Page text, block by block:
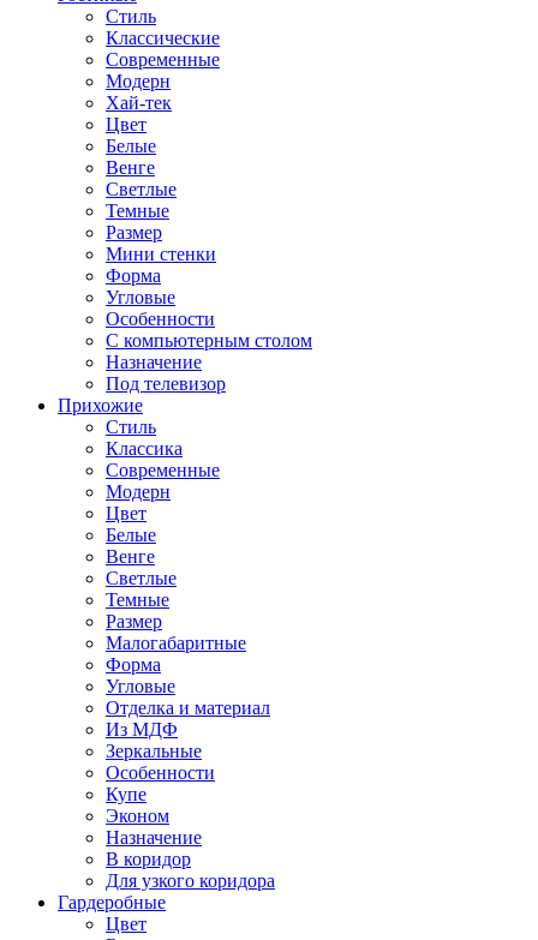
Стиль
Классические
Современные
Модерн
Хай-тек
Цвет
Белые
Венге
Светлые
Темные
Размер
Мини стенки
Форма
Угловые
Особенности
С компьютерным столом
Назначение
Под телевизор
Прихожие
Стиль
Классика
Современные
Модерн
Цвет
Белые
Венге
Светлые
Темные
Размер
Малогабаритные
Форма
Угловые
Отделка и материал
Из МДФ
Зеркальные
Особенности
Купе
Эконом
Назначение
В коридор
Для узкого коридора
Гардеробные
Цвет